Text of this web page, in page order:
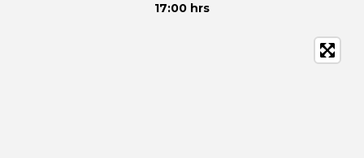
17:00 hrs